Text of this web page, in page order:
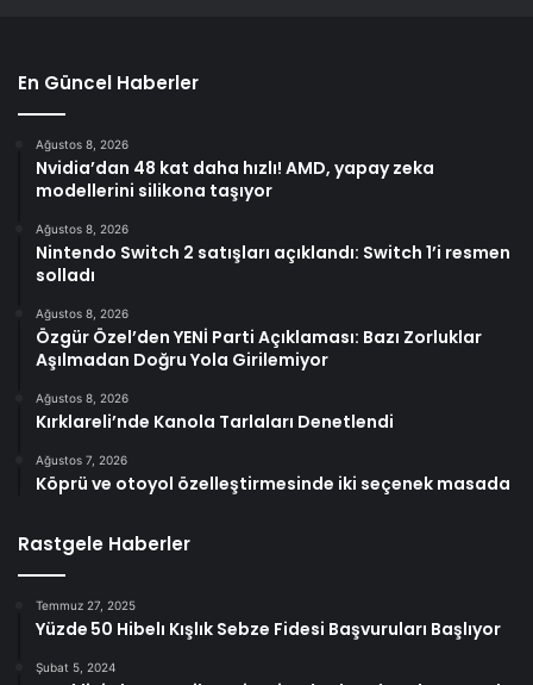
En Güncel Haberler
Ağustos 8, 2026
Nvidia’dan 48 kat daha hızlı! AMD, yapay zeka
modellerini silikona taşıyor
Ağustos 8, 2026
Nintendo Switch 2 satışları açıklandı: Switch 1’i resmen
solladı
Ağustos 8, 2026
Özgür Özel’den YENİ Parti Açıklaması: Bazı Zorluklar
Aşılmadan Doğru Yola Girilemiyor
Ağustos 8, 2026
Kırklareli’nde Kanola Tarlaları Denetlendi
Ağustos 7, 2026
Köprü ve otoyol özelleştirmesinde iki seçenek masada
Rastgele Haberler
Temmuz 27, 2025
Yüzde 50 Hibelı Kışlık Sebze Fidesi Başvuruları Başlıyor
Şubat 5, 2024